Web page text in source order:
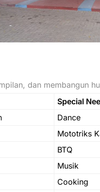
dan membangun
Special
Dance
Mototriks
BTQ
Musik
Cooking